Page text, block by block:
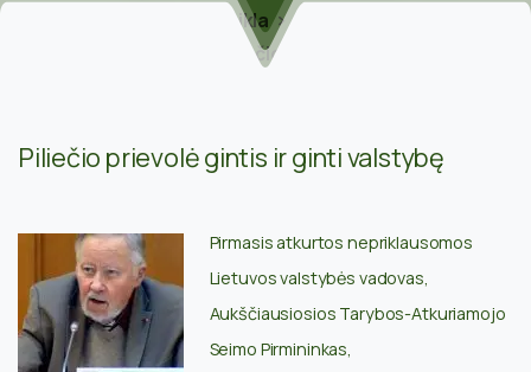
Veikla
Straipsniai
V.Landsbergis. Piliečio prievolė gintis ir ginti
Piliečio prievolė gintis ir ginti valstybę
Pirmasis atkurtos nepriklausomos
Lietuvos valstybės vadovas,
Aukščiausiosios Tarybos-Atkuriamojo
Seimo Pirmininkas,